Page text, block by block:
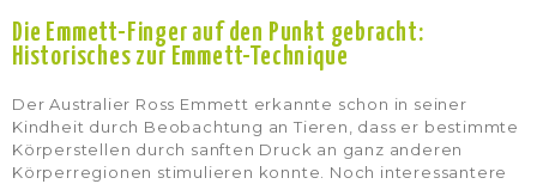
Die Emmett-Finger auf den Punkt gebracht:
Historisches zur Emmett-Technique
Der Australier Ross Emmett erkannte schon in seiner
Kindheit durch Beobachtung an Tieren, dass er bestimmte
Körperstellen durch sanften Druck an ganz anderen
Körperregionen stimulieren konnte. Noch interessantere